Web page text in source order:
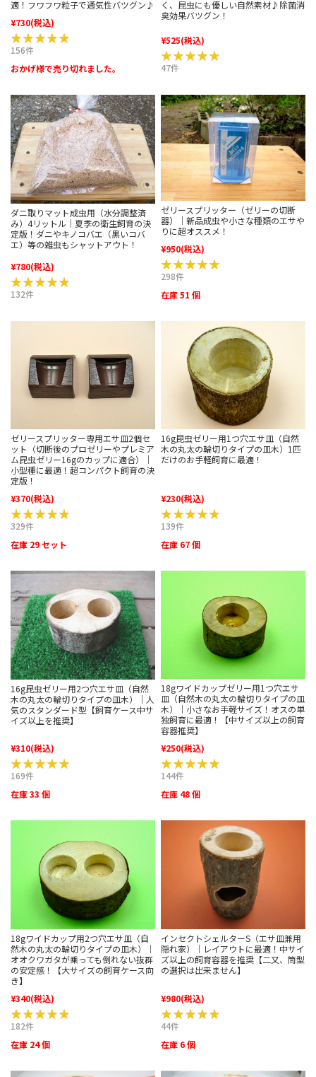
適！フワフワ粒子で通気性バツグン♪
¥730(税込)
★★★★★
★★★★★
156件
おかげ様で売り切れました。
く、昆虫にも優しい自然素材♪除菌消
臭効果バツグン！
¥525(税込)
★★★★★
★★★★★
47件
ダニ取りマット成虫用（水分調整済
み）4リットル｜夏季の衛生飼育の決
定版！ダニやキノコバエ（黒いコバ
エ）等の雑虫もシャットアウト！
¥780(税込)
★★★★★
★★★★★
132件
ゼリースプリッター（ゼリーの切断
器）｜新品成虫や小さな種類のエサや
りに超オススメ！
¥950(税込)
★★★★★
★★★★★
298件
在庫 51 個
ゼリースプリッター専用エサ皿2個セ
ット（切断後のプロゼリーやプレミア
ム昆虫ゼリー16gのカップに適合）｜
小型種に最適！超コンパクト飼育の決
定版！
¥370(税込)
★★★★★
★★★★★
329件
在庫 29 セット
16g昆虫ゼリー用1つ穴エサ皿（自然
木の丸太の輪切りタイプの皿木）1匹
だけのお手軽飼育に最適！
¥230(税込)
★★★★★
★★★★★
139件
在庫 67 個
16g昆虫ゼリー用2つ穴エサ皿（自然
木の丸太の輪切りタイプの皿木）｜人
気のスタンダード型【飼育ケース中サ
イズ以上を推奨】
¥310(税込)
★★★★★
★★★★★
169件
在庫 33 個
18gワイドカップゼリー用1つ穴エサ
皿（自然木の丸太の輪切りタイプの皿
木）｜小さなお手軽サイズ！オスの単
独飼育に最適！【中サイズ以上の飼育
容器推奨】
¥250(税込)
★★★★★
★★★★★
144件
在庫 48 個
18gワイドカップ用2つ穴エサ皿（自
然木の丸太の輪切りタイプの皿木）｜
オオクワガタが乗っても倒れない抜群
の安定感！【大サイズの飼育ケース向
き】
¥340(税込)
★★★★★
★★★★★
182件
在庫 24 個
インセクトシェルターS（エサ皿兼用
隠れ家）｜レイアウトに最適！中サイ
ズ以上の飼育容器を推奨【二又、筒型
の選択は出来ません】
¥980(税込)
★★★★★
★★★★★
44件
在庫 6 個